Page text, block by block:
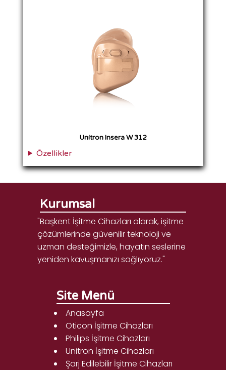
Unitron Insera W 312
Özellikler
Kurumsal
"Başkent İşitme Cihazları olarak, işitme
çözümlerinde güvenilir teknoloji ve
uzman desteğimizle, hayatın seslerine
yeniden kavuşmanızı sağlıyoruz."
Site Menü
Anasayfa
Oticon İşitme Cihazları
Philips İşitme Cihazları
Unitron İşitme Cihazları
Şarj Edilebilir İşitme Cihazları